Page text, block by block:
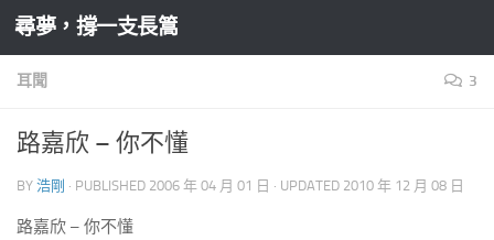
Skip to content
尋夢，撐一支長篙
耳聞 3
路嘉欣 – 你不懂
BY 浩剛 · PUBLISHED 2006 年 04 月 01 日 · UPDATED 2010 年 12 月 08 日
路嘉欣 – 你不懂